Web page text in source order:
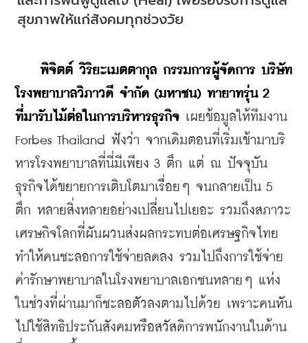
สุขภาพให้แก่สังคมทุกช่วงวัย
พิจิตต์ วิริยะเมตตากุล กรรมการผู้จัดการ บริษัท
โรงพยาบาลวิภาวดี จำกัด (มหาชน) ทายาทรุ่น 2
ที่มารับไม้ต่อในการบริหารธุรกิจ เผยข้อมูลให้ทีมงาน
Forbes Thailand ฟังว่า จากเดิมตอนที่เริ่มเข้ามาบริ
หารโรงพยาบาลที่นี่มีเพียง 3 ตึก แต่ ณ ปัจจุบัน
ธุรกิจได้ขยายการเติบโตมาเรื่อยๆ จนกลายเป็น 5
ตึก หลายสิ่งหลายอย่างเปลี่ยนไปเยอะ รวมถึงสภาวะ
เศรษกิจโลกที่ผันผวนส่งผลกระทบต่อเศรษฐกิจไทย
ทำให้คนชะลอการใช้จ่ายลดลง รวมไปถึงการใช้จ่าย
ค่ารักษาพยาบาลในโรงพยาบาลเอกชนหลายๆ แห่ง
ในช่วงที่ผ่านมาก็ชะลอตัวลงตามไปด้วย เพราะคนหัน
ไปใช้สิทธิประกันสังคมหรือสวัสดิการพนักงานในด้าน